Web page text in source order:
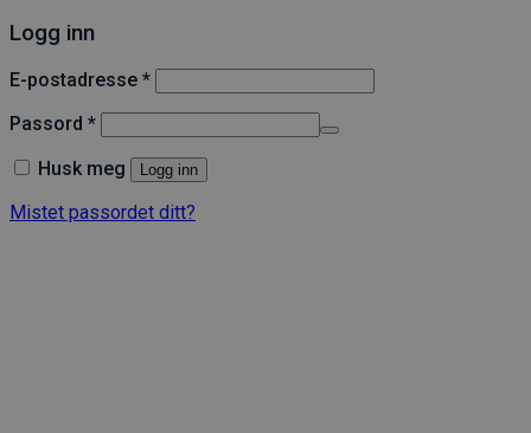
Logg inn
E-postadresse *Påkrevd
Passord *Påkrevd
Husk meg Logg inn
Mistet passordet ditt?